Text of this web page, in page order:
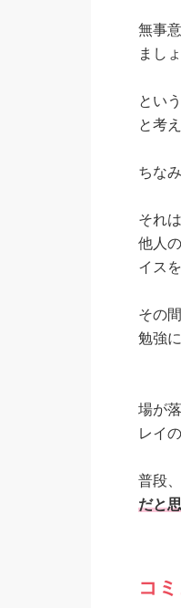
無事
まし
とい
と考
ちな
それ
他人
イス
その
勉強
場が
レイ
普段、
だと
コ